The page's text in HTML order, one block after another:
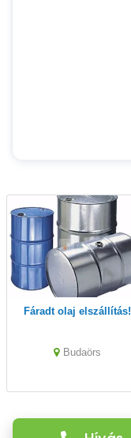
Fáradt olaj elszállítás!
Budaörs